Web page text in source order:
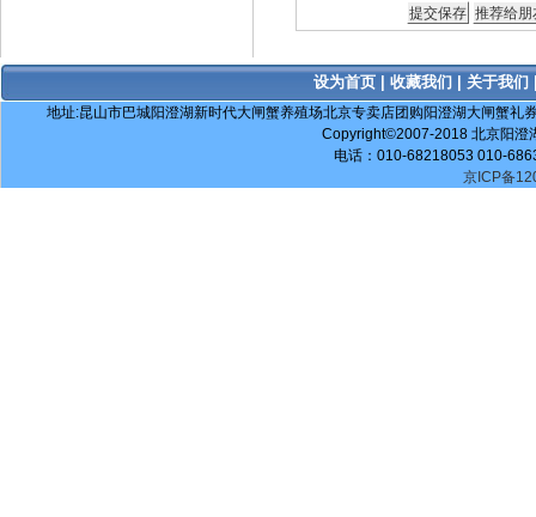
设为首页 收藏我们 关于我们
地址:昆山市巴城阳澄湖新时代大闸蟹养殖场北京专卖店团购阳澄湖大闸蟹
Copyright©2007-2018 北京阳澄
电话：010-68218053 010-
京ICP备